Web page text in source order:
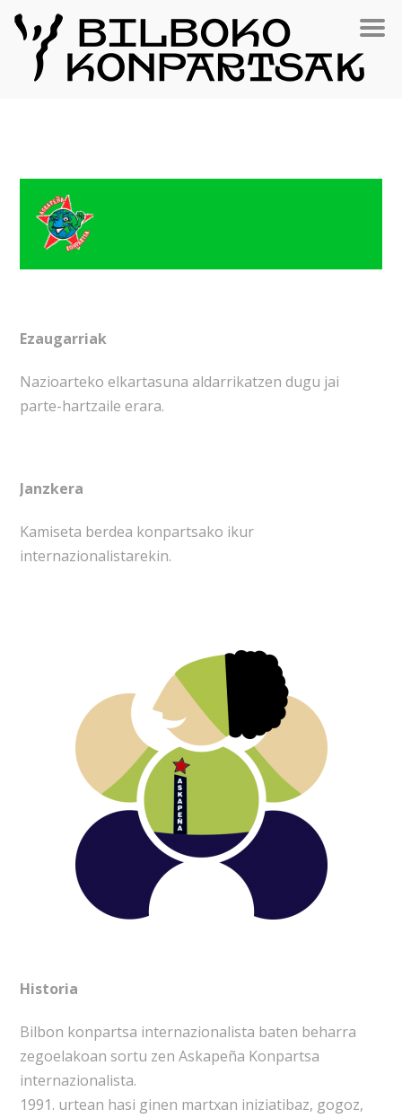
Ezaugarriak
Nazioarteko elkartasuna aldarrikatzen dugu jai
parte-hartzaile erara.
Janzkera
Kamiseta berdea konpartsako ikur
internazionalistarekin.
Historia
Bilbon konpartsa internazionalista baten beharra
zegoelakoan sortu zen Askapeña Konpartsa
internazionalista.
1991. urtean hasi ginen martxan iniziatibaz, gogoz,